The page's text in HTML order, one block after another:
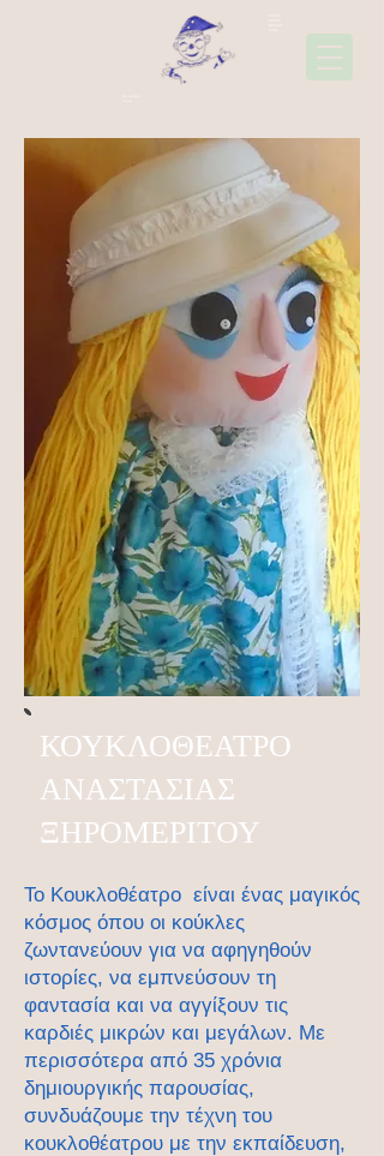
ΚΟΥΚΛΟΘΕΑΤΡΟ
ΑΝΑΣΤΑΣΙΑΣ
ΞΗΡΟΜΕΡΙΤΟΥ
Το Κουκλοθέατρο είναι ένας μαγικός
κόσμος όπου οι κούκλες
ζωντανεύουν για να αφηγηθούν
ιστορίες, να εμπνεύσουν τη
φαντασία και να αγγίξουν τις
καρδιές μικρών και μεγάλων. Με
περισσότερα από 35 χρόνια
δημιουργικής παρουσίας,
συνδυάζουμε την τέχνη του
κουκλοθέατρου με την εκπαίδευση,